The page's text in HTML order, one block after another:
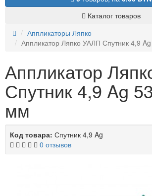
Каталог товаров
Аппликаторы Ляпко
Аппликатор Ляпко УАЛП Спутник 4,9
Аппликатор
Спутник 4,9 Ag
мм
Код товара: Спутник 4,9 Ag
0 отзывов